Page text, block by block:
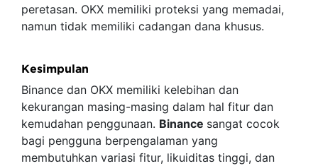
peretasan. OKX memiliki proteksi yang memadai,
namun tidak memiliki cadangan dana khusus.
Kesimpulan
Binance dan OKX memiliki kelebihan dan
kekurangan masing-masing dalam hal fitur dan
kemudahan penggunaan. Binance sangat cocok
bagi pengguna berpengalaman yang
membutuhkan variasi fitur, likuiditas tinggi, dan